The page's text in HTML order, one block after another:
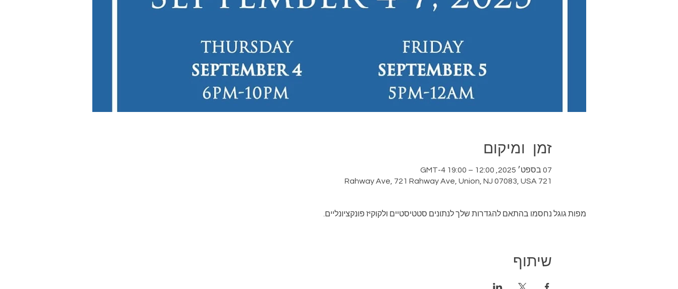
זמן ומיקום
07 בספט׳ 2025, 12:00 – 19:00 GMT-4‎
721 Rahway Ave, 721 Rahway Ave, Union, NJ 07083, USA
מפות גוגל נחסמו בהתאם להגדרות שלך לנתונים סטטיסטיים ולקוקיז פונקציונליים.
שיתוף